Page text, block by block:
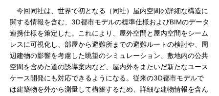
今回同社は、世界で初となる（同社）屋内空間の詳細な構造に
関する情報を含む、3D都市モデルの標準仕様およびBIMのデータ
連携仕様を策定した。これにより、屋外空間と屋内空間をシーム
レスに可視化し、部屋から避難所までの避難ルートの検討や、周
辺建物の影響を考慮した眺望のシミュレーション、敷地内の公共
空間を含めた道の誘導案内など、屋内外をまたいだ新たなユース
ケース開発にも対応できるようになる。従来の3D都市モデルで
は建築物を外から測量して構築するため、詳細な建物情報を含ん